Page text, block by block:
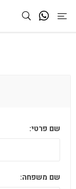
שם פרטי:
שם משפחה: